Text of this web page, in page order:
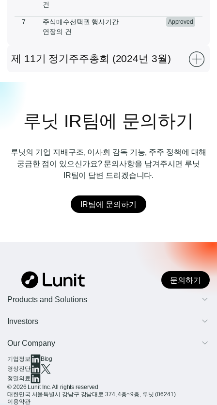
건
7
주식매수선택권 행사기간
연장의 건
Approved
제 11기 정기주주총회 (2024년 3월)
루닛 IR팀에 문의하기
루닛의 기업 지배구조, 이사회 감독 기능, 주주 정책에 대해
궁금한 점이 있으신가요? 문의사항을 남겨주시면 루닛
IR팀이 답변 드리겠습니다.
IR팀에 문의하기
문의하기
Products and Solutions
AI 영상진단
Investors
개요
IR 및 재무 정보
Our Company
회사 소개
테크놀로지
팀 문화
기업정보
Blog
영상진단
정밀의료
이용약관
© 2026 Lunit Inc. All rights reserved
대한민국 서울특별시 강남구 강남대로 374, 4층~9층, 루닛 (06241)